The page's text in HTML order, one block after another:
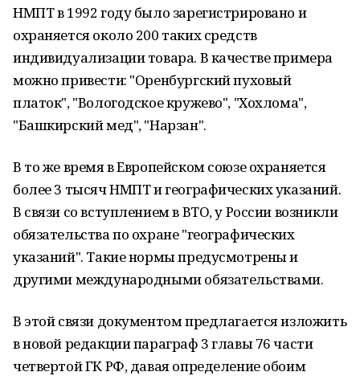
НМПТ в 1992 году было зарегистрировано и
охраняется около 200 таких средств
индивидуализации товара. В качестве примера
можно привести: "Оренбургский пуховый
платок", "Вологодское кружево", "Хохлома",
"Башкирский мед", "Нарзан".
В то же время в Европейском союзе охраняется
более 3 тысяч НМПТ и географических указаний.
В связи со вступлением в ВТО, у России возникли
обязательства по охране "географических
указаний". Такие нормы предусмотрены и
другими международными обязательствами.
В этой связи документом предлагается изложить
в новой редакции параграф 3 главы 76 части
четвертой ГК РФ, давая определение обоим